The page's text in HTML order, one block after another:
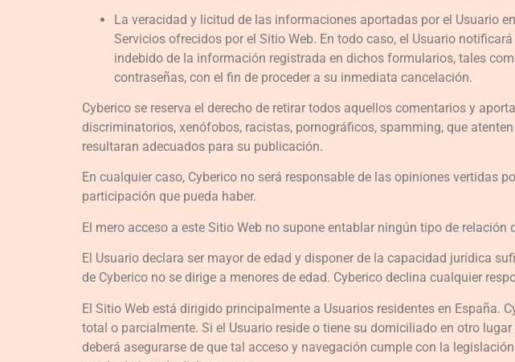
La veracidad y licitud de las informaciones aportadas por el Usuario
Servicios ofrecidos por el Sitio Web. En todo caso, el Usuario
indebido de la información registrada en dichos formularios, tales
contraseñas, con el fin de proceder a su inmediata cancelación.
Cyberico se reserva el derecho de retirar todos aquellos comentarios y
discriminatorios, xenófobos, racistas, pornográficos, spamming, que
resultaran adecuados para su publicación.
En cualquier caso, Cyberico no será responsable de las opiniones vertidas
participación que pueda haber.
El mero acceso a este Sitio Web no supone entablar ningún tipo de relación
El Usuario declara ser mayor de edad y disponer de la capacidad jurídica
de Cyberico no se dirige a menores de edad. Cyberico declina cualquier
El Sitio Web está dirigido principalmente a Usuarios residentes en España.
total o parcialmente. Si el Usuario reside o tiene su domiciliado en otro
deberá asegurarse de que tal acceso y navegación cumple con la